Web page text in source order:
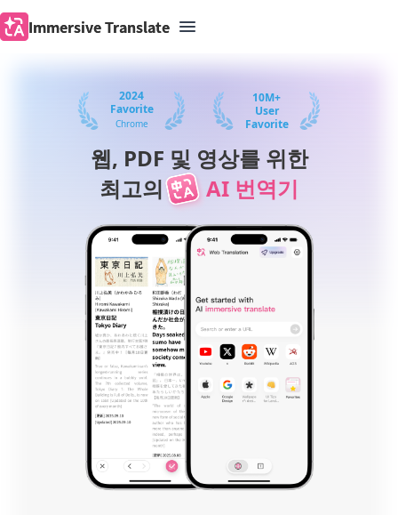
2024
Favorite
Chrome
10M+
User
Favorite
웹, PDF 및 영상를 위한
최고의
AI 번역기
Immersive Translate
Immersive Translate